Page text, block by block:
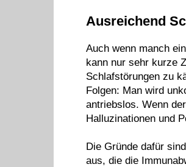
Ausreichend
Auch wenn manch
kann nur sehr kurze
Schlafstörungen zu
Folgen: Man wird
antriebslos. Wenn
Halluzinationen und
Die Gründe dafür
aus, die die